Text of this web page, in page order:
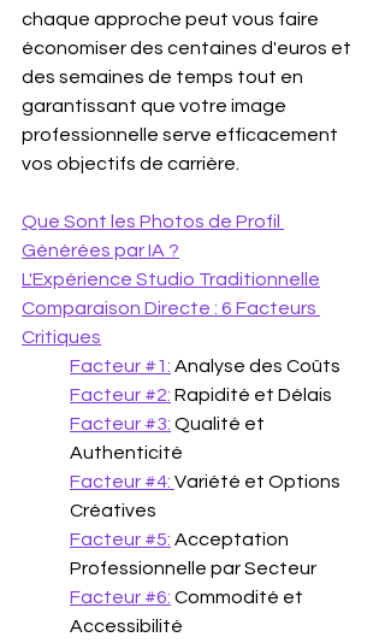
chaque approche peut vous faire
économiser des centaines d'euros et
des semaines de temps tout en
garantissant que votre image
professionnelle serve efficacement
vos objectifs de carrière.
Que Sont les Photos de Profil
Générées par IA ?
L'Expérience Studio Traditionnelle
Comparaison Directe : 6 Facteurs
Critiques
Facteur #1: Analyse des Coûts
Facteur #2: Rapidité et Délais
Facteur #3: Qualité et
Authenticité
Facteur #4: Variété et Options
Créatives
Facteur #5: Acceptation
Professionnelle par Secteur
Facteur #6: Commodité et
Accessibilité